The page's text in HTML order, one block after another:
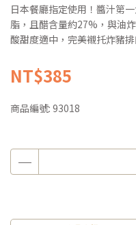
日本餐廳指定使用！醬汁第
脂，且醋含量約27%，與油
酸甜度適中，完美襯托炸豬排
NT$385
商品編號: 93018